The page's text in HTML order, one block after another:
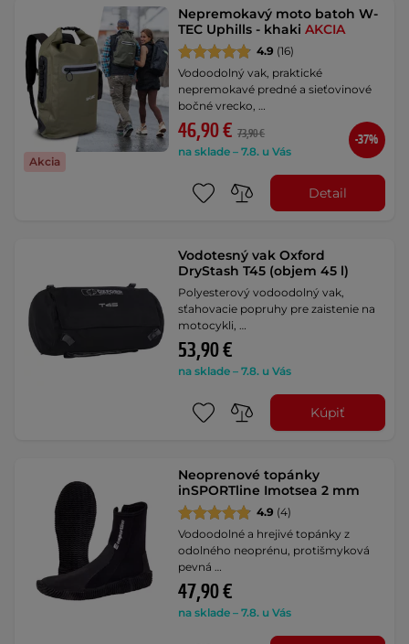
Akcia
Nepremokavý moto batoh W-
TEC Uphills - khakiAKCIA
4.9 (16)
Vodoodolný vak, praktické
nepremokavé predné a sieťovinové
bočné vrecko, …
46,90 € 73,90 €
na sklade – 7.8. u Vás
-37%
Detail
Vodotesný vak Oxford
DryStash T45 (objem 45 l)
Polyesterový vodoodolný vak,
sťahovacie popruhy pre zaistenie na
motocykli, …
53,90 €
na sklade – 7.8. u Vás
Kúpiť
Neoprenové topánky
inSPORTline Imotsea 2 mm
4.9 (4)
Vodoodolné a hrejivé topánky z
odolného neoprénu, protišmyková
pevná …
47,90 €
na sklade – 7.8. u Vás